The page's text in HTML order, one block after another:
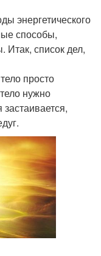
энергетического
способы,
список дел,
просто
нужно